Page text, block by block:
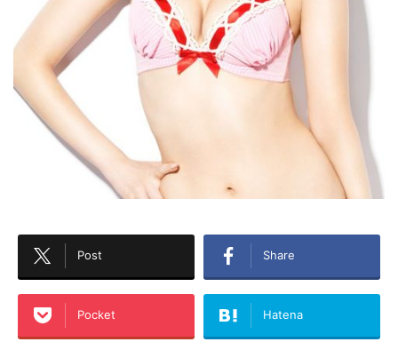
Post Share
Pocket Hatena